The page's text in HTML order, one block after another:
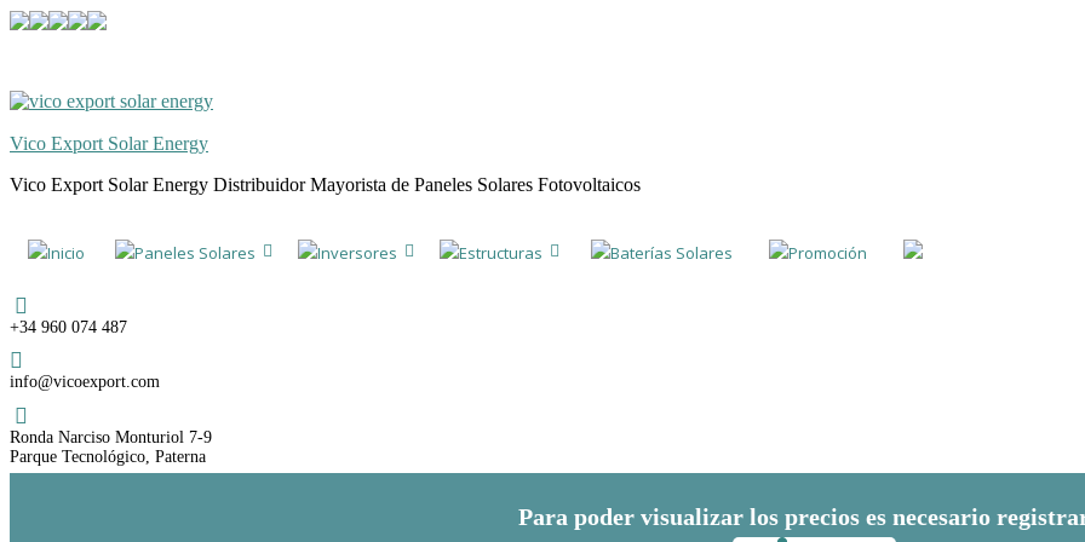
Skip
Skip
Vico Export Solar Energy
Vico Export Solar Energy Distribuidor Mayorista de Paneles Solares Fotovoltaicos
navigation
Inicio Paneles Solares Inversores Estructuras Baterías Solares Promoción
Teléfono
+34 960 074 487
Email
info@vicoexport.com
Dirección
Ronda Narciso Monturiol 7-9
Parque Tecnológico, Paterna
Para poder visualizar los precios es necesario